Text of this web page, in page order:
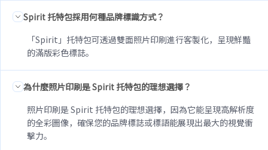
Spirit 托特包採用何種品牌標識方式？
「Spirit」托特包可透過雙面照片印刷進行客製化，呈現鮮豔
的滿版彩色標誌。
為什麼照片印刷是 Spirit 托特包的理想選擇？
照片印刷是 Spirit 托特包的理想選擇，因為它能呈現高解析度
的全彩圖像，確保您的品牌標誌或標語能展現出最大的視覺衝
擊力。